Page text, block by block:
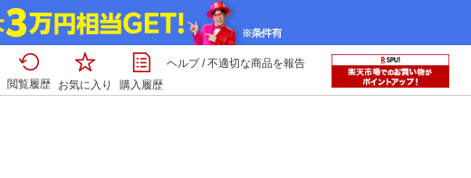
閲覧履歴 お気に入り 購入履歴
ヘルプ/不適切な商品を報告